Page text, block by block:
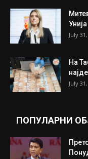
July
На
July
ПОПУЛАРНИ